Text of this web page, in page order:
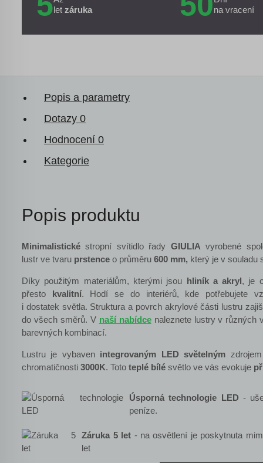
let záruka
na vracení
Popis a parametry
Dotazy 0
Hodnocení 0
Kategorie
Popis produktu
Minimalistické stropní svítidlo řady GIULIA vyrobené
lustr ve tvaru prstence o průměru 600 mm, který je v souladu
Díky použitým materiálům, kterými jsou hliník a akryl, je
přesto kvalitní. Hodí se do interiérů, kde potřebujete
i dostatek světla. Struktura a povrch akrylové části lustru
do všech směrů. V naší nabídce naleznete lustry v různých
barevných kombinací.
Lustru je vybaven integrovaným LED světelným
chromatičnosti 3000K. Toto teplé bílé světlo ve vás evokuje
Úsporná technologie LED -
peníze.
Záruka 5 let - na osvětlení je poskytnuta
let